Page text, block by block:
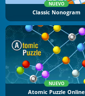
NUEVO
Classic Nonogram
NUEVO
Atomic Puzzle Online